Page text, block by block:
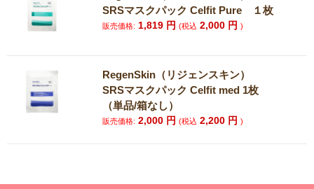
SRSマスクパック Celfit Pure １枚
販売価格: 1,819 円(税込 2,000 円)
RegenSkin（リジェンスキン）
SRSマスクパック Celfit med 1枚
（単品/箱なし）
販売価格: 2,000 円(税込 2,200 円)